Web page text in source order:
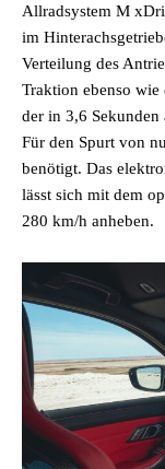
Allradsystem M
im
Verteilung des
Traktion ebenso
der in 3,6 Sekunden
Für den Spurt von
benötigt. Das
lässt sich mit dem
280 km/h anheben.